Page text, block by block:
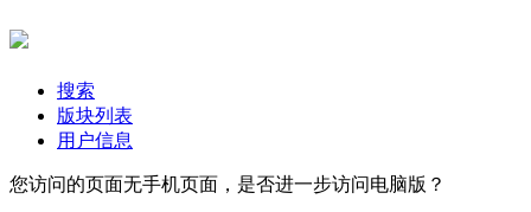
搜索
版块列表
用户信息
您访问的页面无手机页面，是否进一步访问电脑版？